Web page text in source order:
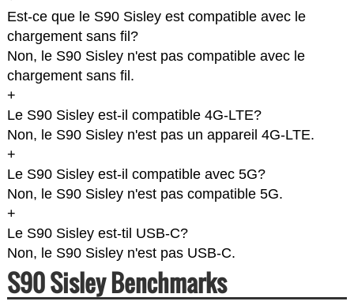
Est-ce que le S90 Sisley est compatible avec le
chargement sans fil?
Non, le S90 Sisley n'est pas compatible avec le
chargement sans fil.
+
Le S90 Sisley est-il compatible 4G-LTE?
Non, le S90 Sisley n'est pas un appareil 4G-LTE.
+
Le S90 Sisley est-il compatible avec 5G?
Non, le S90 Sisley n'est pas compatible 5G.
+
Le S90 Sisley est-til USB-C?
Non, le S90 Sisley n'est pas USB-C.
S90 Sisley Benchmarks